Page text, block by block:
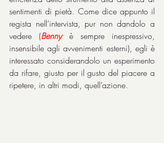
sentimenti di pietà. Come dice appunto il
regista nell’intervista, pur non dandolo a
vedere (Benny è sempre inespressivo,
insensibile agli avvenimenti esterni), egli è
interessato considerandolo un esperimento
da rifare, giusto per il gusto del piacere a
ripetere, in altri modi, quell’azione.